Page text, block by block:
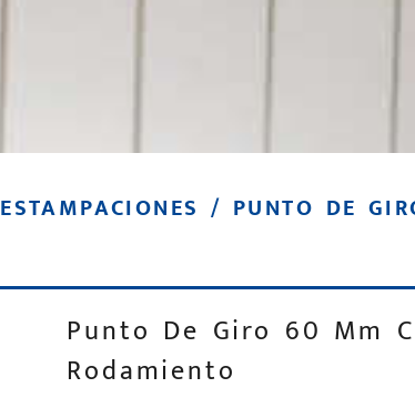
ESTAMPACIONES / PUNTO DE
Punto De Giro 60 Mm
Rodamiento